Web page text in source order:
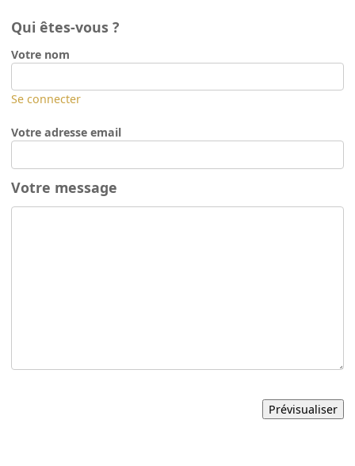
Qui êtes-vous ?
Votre nom
Se connecter
Votre adresse email
Votre message